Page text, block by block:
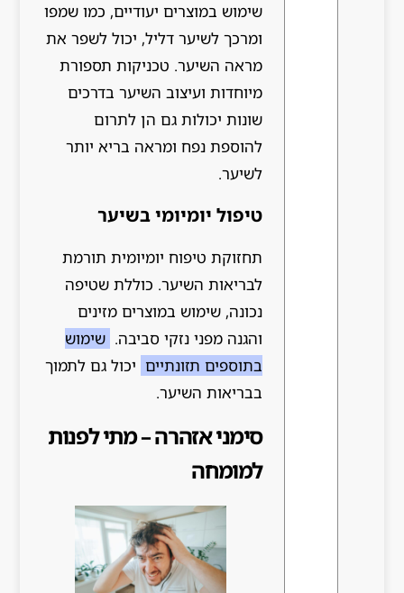
שימוש במוצרים יעודיים, כמו שמפו
ומרכך לשיער דליל, יכול לשפר את
מראה השיער. טכניקות תספורת
מיוחדות ועיצוב השיער בדרכים
שונות יכולות גם הן לתרום
להוספת נפח ומראה בריא יותר
לשיער.
טיפול יומיומי בשיער
תחזוקת טיפוח יומיומית תורמת
לבריאות השיער. כוללת שטיפה
נכונה, שימוש במוצרים מזינים
והגנה מפני נזקי סביבה. שימוש
בתוספים תזונתיים יכול גם לתמוך
בבריאות השיער.
סימני אזהרה – מתי לפנות
למומחה